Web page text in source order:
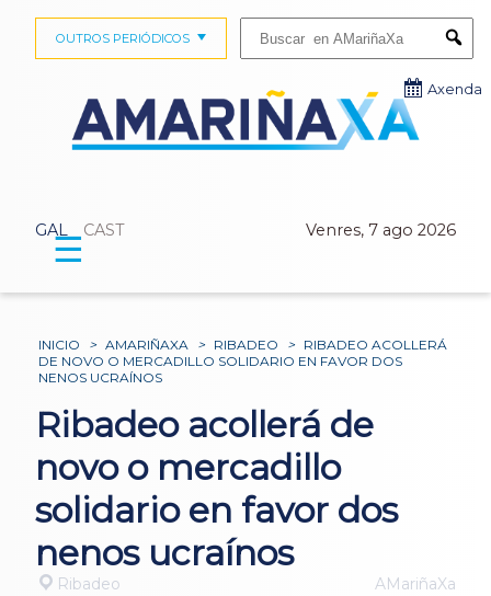
GAL CAST Venres, 7 ago 2026
OUTROS PERIÓDICOS
Axenda
☰
INICIO > AMARIÑAXA > RIBADEO > RIBADEO ACOLLERÁ
DE NOVO O MERCADILLO SOLIDARIO EN FAVOR DOS
NENOS UCRAÍNOS
Ribadeo acollerá de
novo o mercadillo
solidario en favor dos
nenos ucraínos
Ribadeo AMariñaXa